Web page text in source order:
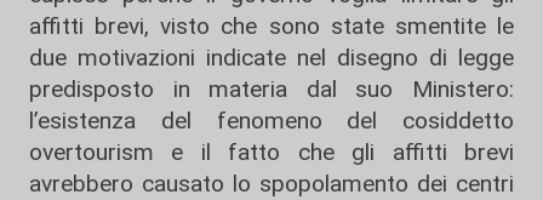
affitti brevi, visto che sono state smentite le
due motivazioni indicate nel disegno di legge
predisposto in materia dal suo Ministero:
l’esistenza del fenomeno del cosiddetto
overtourism e il fatto che gli affitti brevi
avrebbero causato lo spopolamento dei centri